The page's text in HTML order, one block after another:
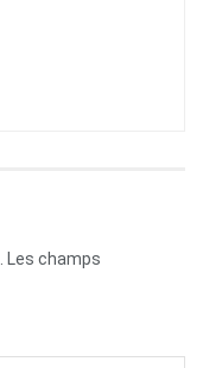
Les champs